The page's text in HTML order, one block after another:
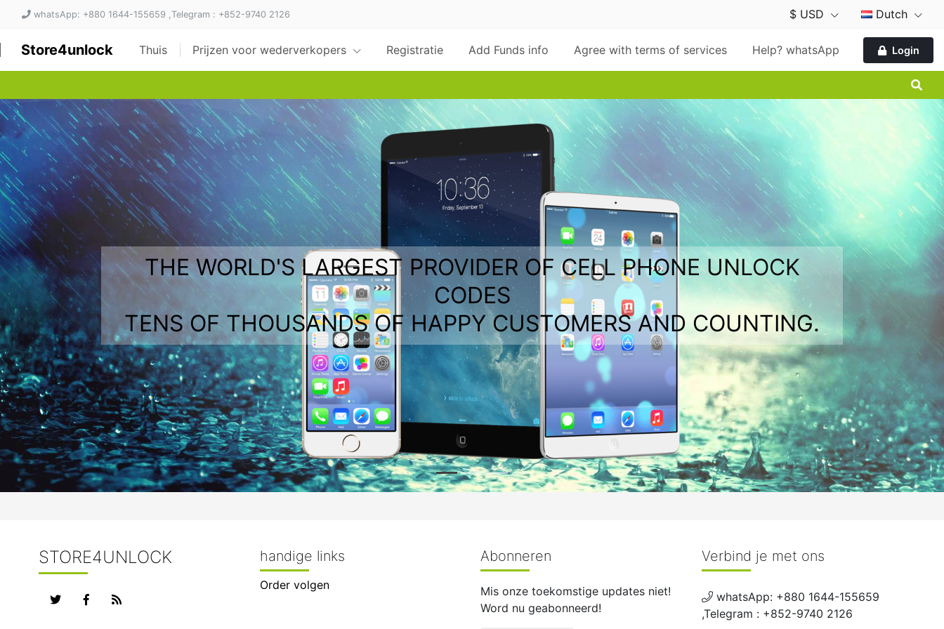
whatsApp: +880 1644-155659 ,Telegram : +852-9740 2126 $ USD Dutch
Store4unlock Thuis Prijzen voor wederverkopers Registratie Add Funds info Agree with terms of services Help? whatsApp Login
THE WORLD'S LARGEST PROVIDER OF CELL PHONE UNLOCK
CODES
TENS OF THOUSANDS OF HAPPY CUSTOMERS AND COUNTING.
STORE4UNLOCK handige links
Order volgen
Abonneren
Mis onze toekomstige updates niet!
Word nu geabonneerd!
Verbind je met ons
whatsApp: +880 1644-155659
,Telegram : +852-9740 2126